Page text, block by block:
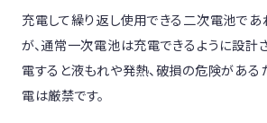
充電して繰り返し使用できる二次電池で
が、通常一次電池は充電できるように設計
電すると液もれや発熱、破損の危険がある
電は厳禁です。